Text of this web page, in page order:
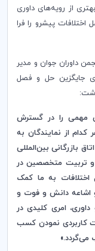
از رویه‌های داوری
اختلافات پیشرو را فرا
داوران جوان و مدیر
جایگزین حل و فصل
مهمی رادر گسترش
از نمایندگان به
بازرگانی بین‌المللی
تربیت متخصصین در
به ما کمک
اشاعه دانش و فوت و
امری کلیدی در
کاربردی نمودن کسب
میگردد.»